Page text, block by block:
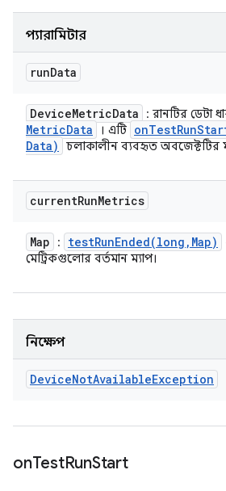
প্যারামিটার
runData
DeviceMetricData : রানটির ডেটা
MetricData । এটি
Data)
চলাকালীন ব্যবহৃত অবজেক্টটির
currentRunMetrics
Map : testRunEnded(long , Map)
মেট্রিকগুলোর বর্তমান ম্যাপ।
নিক্ষেপ
DeviceNotAvailableException
onTestRunStart